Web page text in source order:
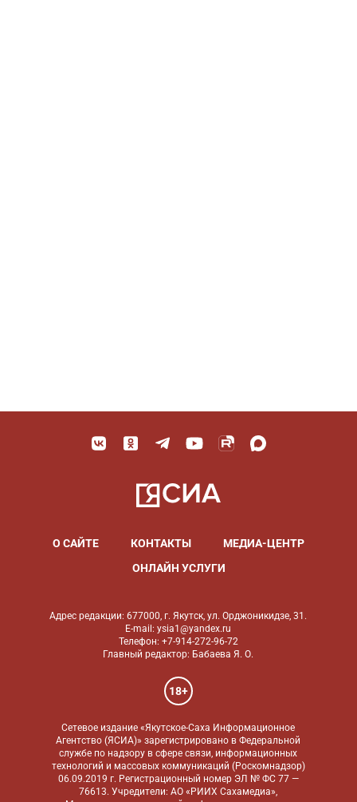
О САЙТЕ КОНТАКТЫ
МЕДИА-ЦЕНТР
ОНЛАЙН УСЛУГИ
Адрес редакции: 677000, г. Якутск, ул. Орджоникидзе, 31.
E-mail: ysia1@yandex.ru
Телефон: +7-914-272-96-72
Главный редактор: Бабаева Я. О.
18+
Сетевое издание «Якутское-Саха Информационное
Агентство (ЯСИА)» зарегистрировано в Федеральной
службе по надзору в сфере связи, информационных
технологий и массовых коммуникаций (Роскомнадзор)
06.09.2019 г. Регистрационный номер ЭЛ № ФС 77 —
76613. Учредители: АО «РИИХ Сахамедиа»,